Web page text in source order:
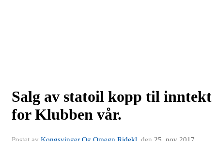
Salg av statoil kopp til inntekt
for Klubben vår.